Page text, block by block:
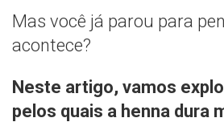
Mas você já parou para
acontece?
Neste artigo, vamos
pelos quais a henna dura